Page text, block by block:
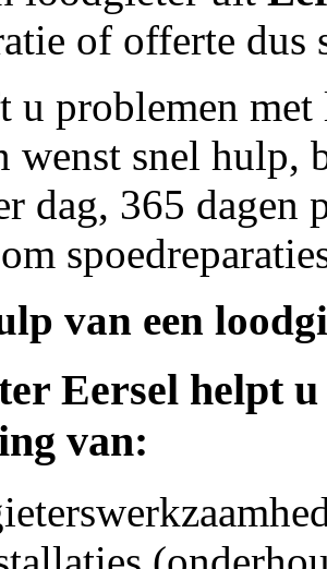
of offerte
u problemen
wenst snel hulp,
dag, 365 dagen
van een
Eersel helpt
van: